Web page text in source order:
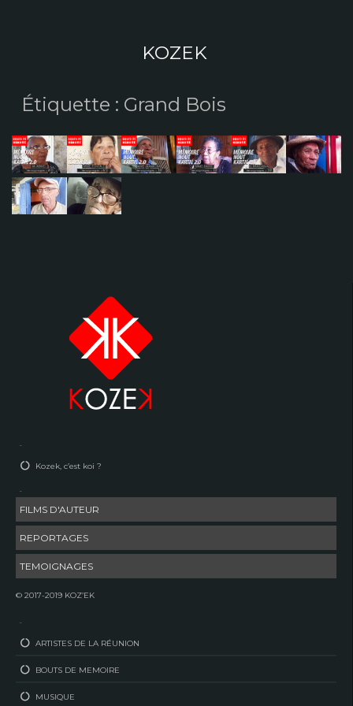
KOZEK
Étiquette : Grand Bois
–
Kozek, c’est koi ?
–
FILMS D'AUTEUR
REPORTAGES
TEMOIGNAGES
© 2017-2019 KOZ’EK
–
ARTISTES DE LA RÉUNION
BOUTS DE MEMOIRE
MUSIQUE